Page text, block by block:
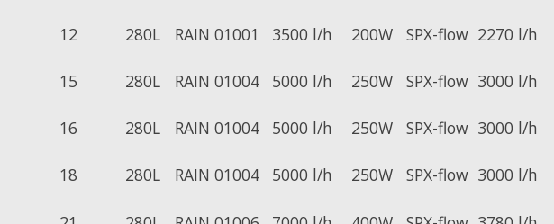
12 280L RAIN 01001 3500 l/h 200W SPX-flow 2270 l/h
15 280L RAIN 01004 5000 l/h 250W SPX-flow 3000 l/h
16 280L RAIN 01004 5000 l/h 250W SPX-flow 3000 l/h
18 280L RAIN 01004 5000 l/h 250W SPX-flow 3000 l/h